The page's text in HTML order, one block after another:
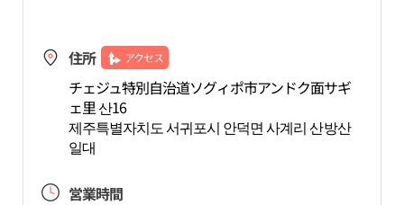
住所 アクセス
チェジュ特別自治道ソグィポ市アンドク面サギ
ェ里 산16
제주특별자치도 서귀포시 안덕면 사계리 산방산
일대
営業時間